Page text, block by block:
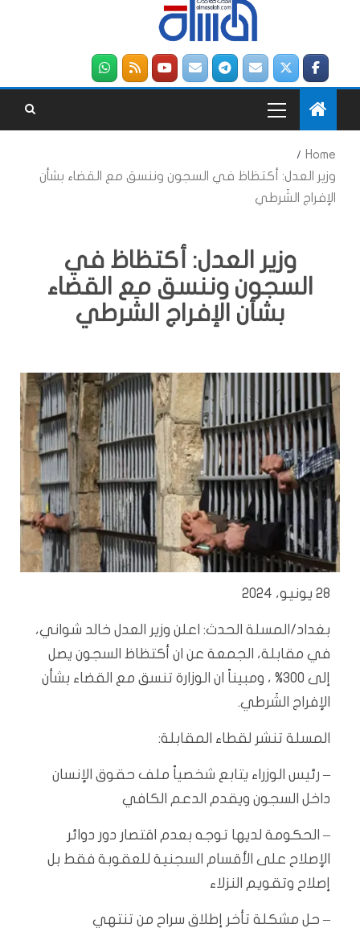
Home
وزير العدل: أكتظاظ في السجون وننسق مع القضاء بشأن
الإفراج الشَرطي
وزير العدل: أكتظاظ في
السجون وننسق مع القضاء
بشأن الإفراج الشَرطي
28 يونيو، 2024
بغداد/المسلة الحدث: اعلن وزير العدل خالد شواني،
في مقابلة، الجمعة عن ان أكتظاظ السجون يصل
إلى 300% ، ومبيناً ان الوزارة تنسق مع القضاء بشأن
الإفراج الشَرطي.
المسلة تنشر لقطاء المقابلة:
– رئيس الوزراء يتابع شخصياً ملف حقوق الإنسان
داخل السجون ويقدم الدعم الكافي
– الحكومة لديها توجه بعدم اقتصار دور دوائر
الإصلاح على الأقسام السجنية للعقوبة فقط بل
إصلاح وتقويم النزلاء
– حل مشكلة تأخر إطلاق سراح من تنتهي